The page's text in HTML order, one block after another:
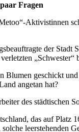
Fragen
Aktivistinnen
der Stadt
„Schwester“
Blumen geschickt
angetan hat?
des städtischen
das auf Platz
leerstehenden